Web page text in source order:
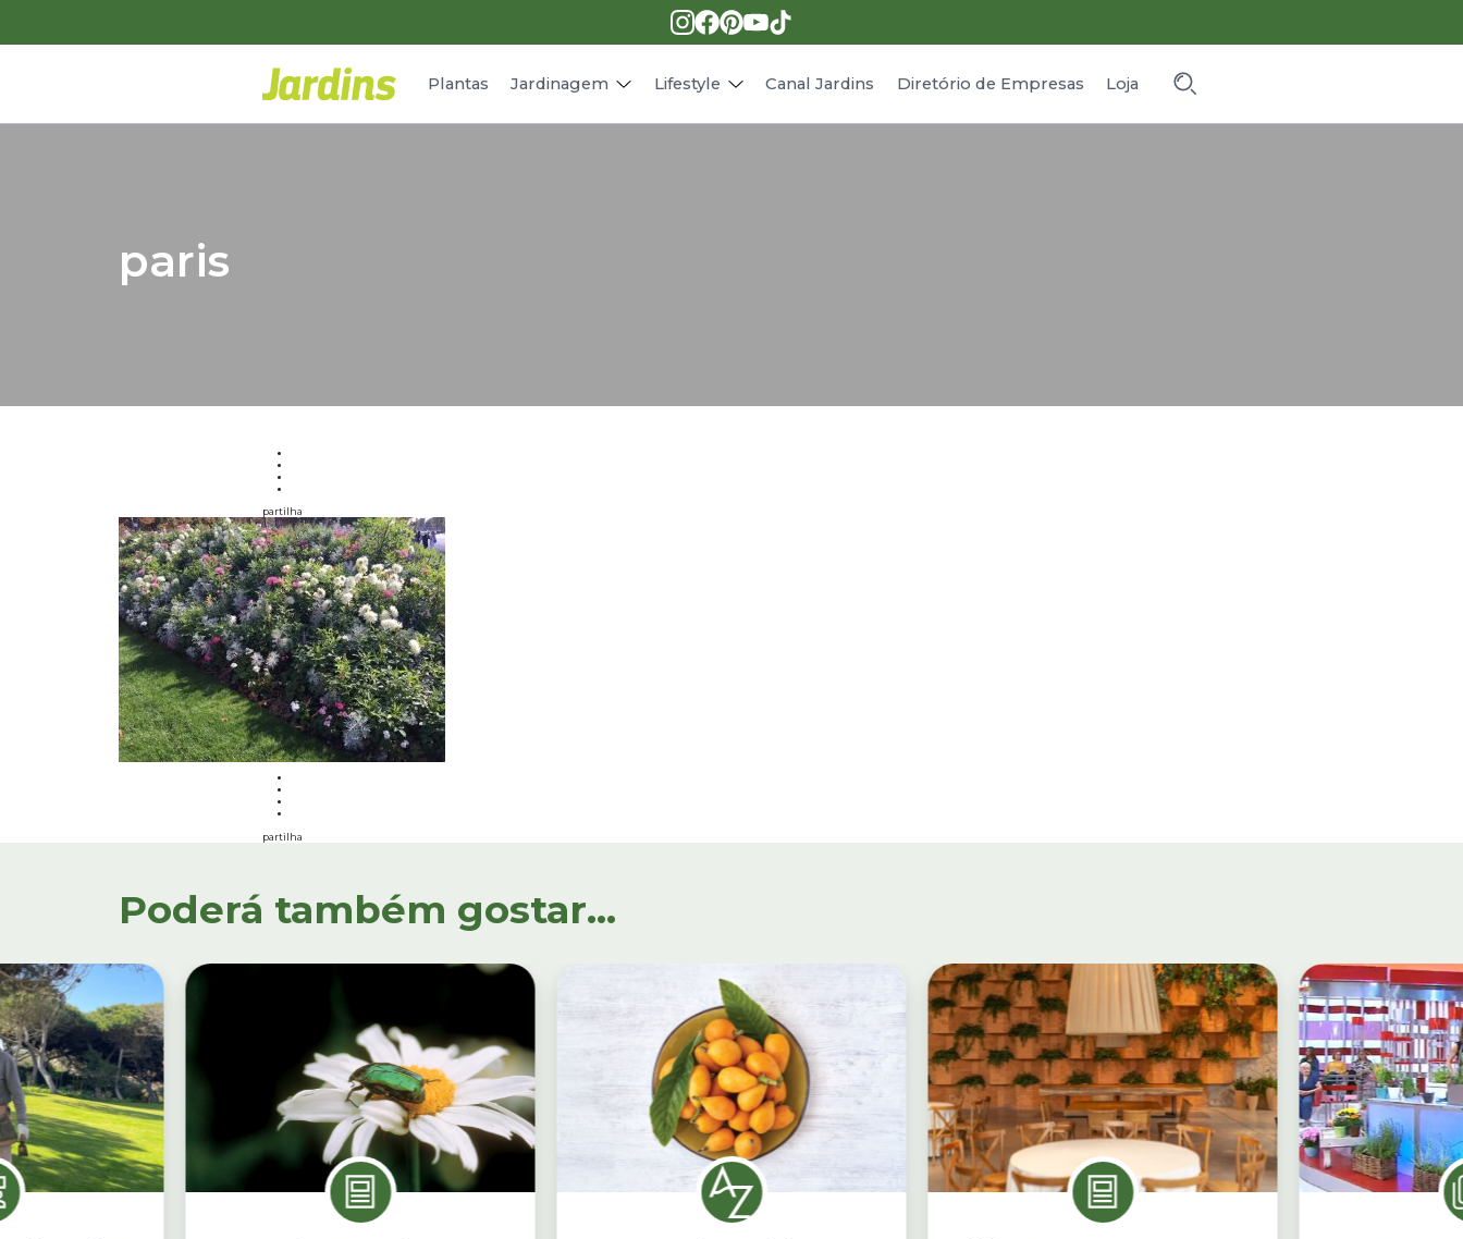
Plantas Jardinagem Lifestyle
Receitas
Canal Jardins Diretório de Empresas Loja
paris
partilha
partilha
Poderá também gostar...